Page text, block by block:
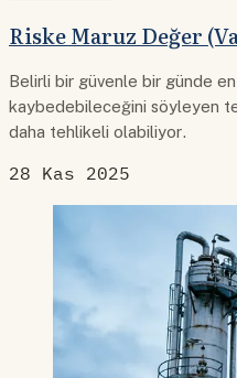
Riske Maruz Değer
Belirli bir güvenle bir günde
kaybedebileceğini söyleyen
daha tehlikeli olabiliyor.
28 Kas 2025